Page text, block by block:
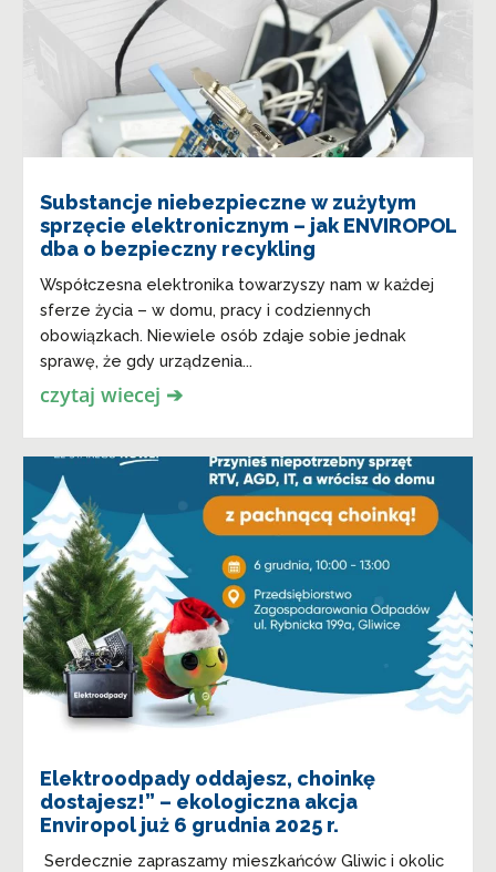
Substancje niebezpieczne w zużytym
sprzęcie elektronicznym – jak ENVIROPOL
dba o bezpieczny recykling
Współczesna elektronika towarzyszy nam w każdej
sferze życia – w domu, pracy i codziennych
obowiązkach. Niewiele osób zdaje sobie jednak
sprawę, że gdy urządzenia...
czytaj wiecej ➔
Elektroodpady oddajesz, choinkę
dostajesz!” – ekologiczna akcja
Enviropol już 6 grudnia 2025 r.
Serdecznie zapraszamy mieszkańców Gliwic i okolic